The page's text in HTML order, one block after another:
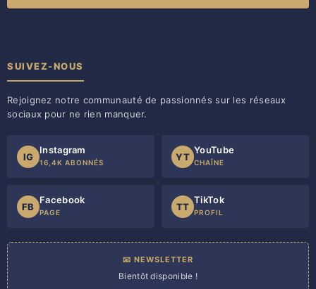
SUIVEZ-NOUS
Rejoignez notre communauté de passionnés sur les réseaux
sociaux pour ne rien manquer.
IG
Instagram
16,4K ABONNÉS
YT
YouTube
CHAÎNE
FB
Facebook
PAGE
TT
TikTok
PROFIL
📧 NEWSLETTER
Bientôt disponible !